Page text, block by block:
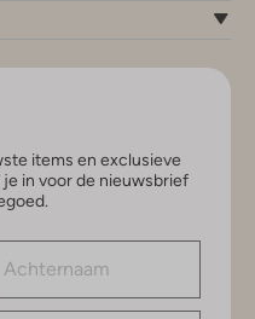
items en exclusieve
in voor de nieuwsbrief